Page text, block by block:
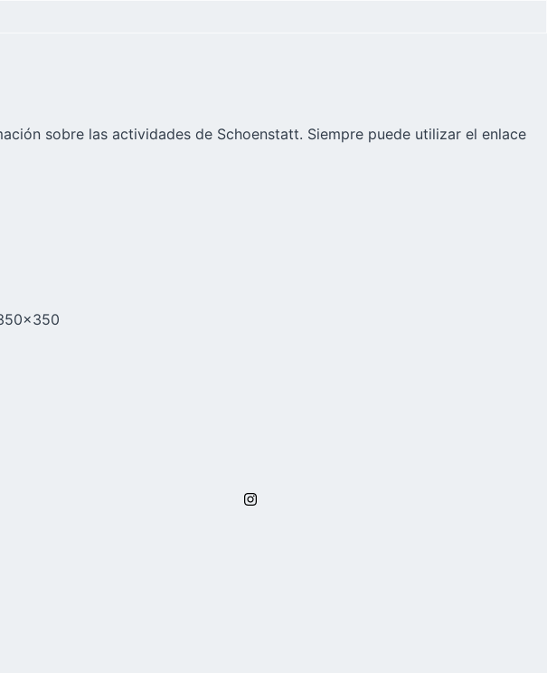
sobre las actividades de Schoenstatt. Siempre puede utilizar el enlace